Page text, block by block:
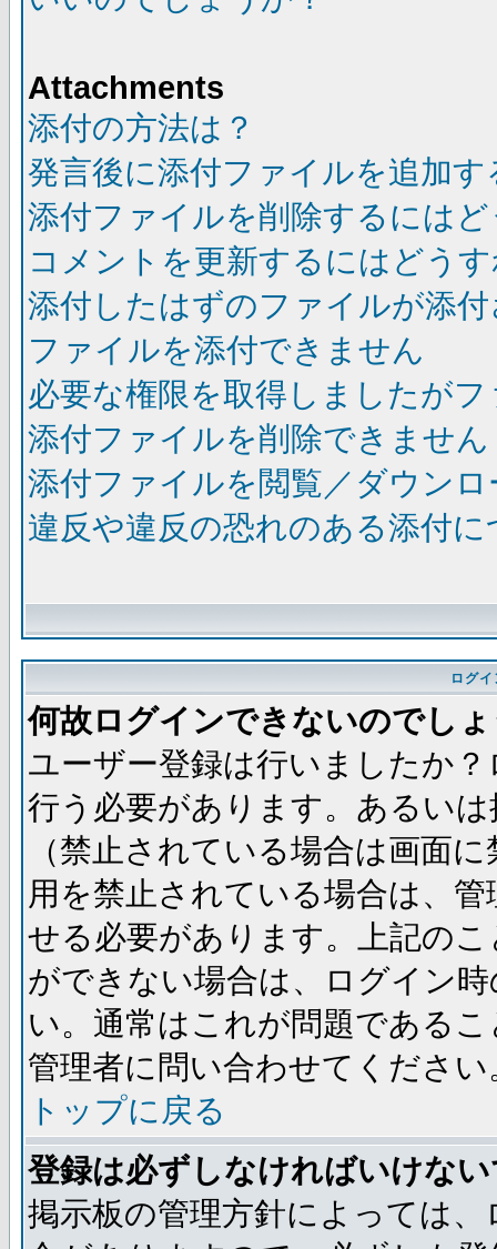
Attachments
添付の方法は？
発言後に添付ファイルを追加
添付ファイルを削除するには
コメントを更新するにはどう
添付したはずのファイルが添
ファイルを添付できません
必要な権限を取得しましたが
添付ファイルを削除できません
添付ファイルを閲覧／ダウン
違反や違反の恐れのある添付
ログ
何故ログインできないのでし
ユーザー登録は行いましたか
行う必要があります。あるい
（禁止されている場合は画面
用を禁止されている場合は、
せる必要があります。上記の
ができない場合は、ログイン
い。通常はこれが問題である
管理者に問い合わせてください
トップに戻る
登録は必ずしなければいけな
掲示板の管理方針によっては